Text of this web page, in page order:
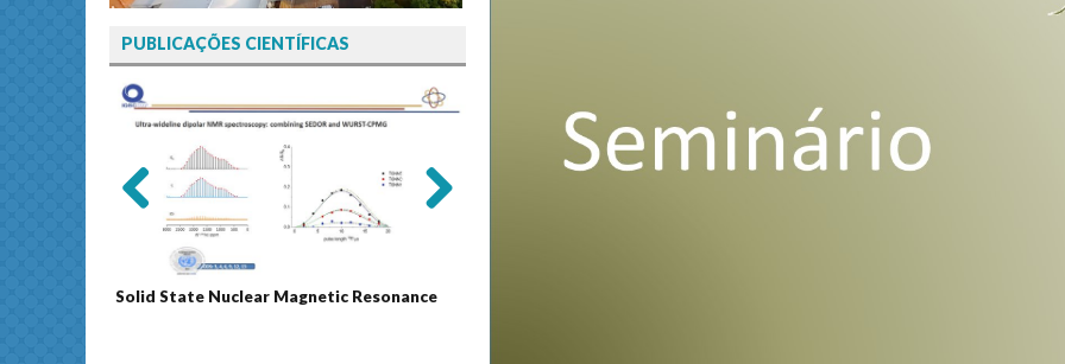
PUBLICAÇÕES CIENTÍFICAS
Solid State Nuclear Magnetic Resonance